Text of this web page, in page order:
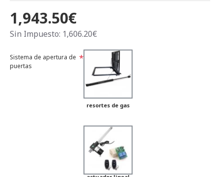
1,943.50€
Sin Impuesto: 1,606.20€
Sistema de apertura de
puertas
resortes de gas